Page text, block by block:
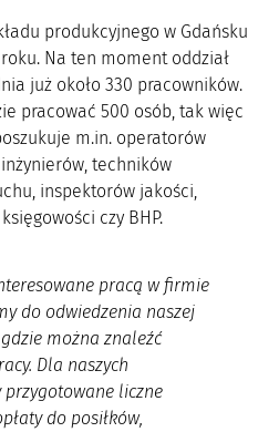
produkcyjnego w Gdańsku
Na ten moment oddział
już około 330 pracowników.
pracować 500 osób, tak więc
m.in. operatorów
techników
inspektorów jakości,
czy BHP.
pracą w firmie
do odwiedzenia naszej
można znaleźć
Dla naszych
liczne
do posiłków,